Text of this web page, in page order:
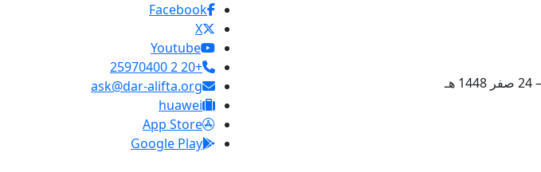
Facebook
X
Youtube
+20 2 25970400
ask@dar-alifta.org
huawei
App Store
Google Play